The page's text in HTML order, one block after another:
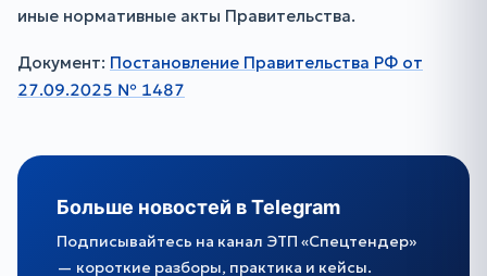
иные нормативные акты Правительства.
Документ: Постановление Правительства РФ от
27.09.2025 № 1487
Больше новостей в Telegram
Подписывайтесь на канал ЭТП «Спецтендер»
— короткие разборы, практика и кейсы.